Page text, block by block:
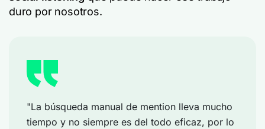
duro por nosotros.
"La búsqueda manual de mention lleva mucho
tiempo y no siempre es del todo eficaz, por lo